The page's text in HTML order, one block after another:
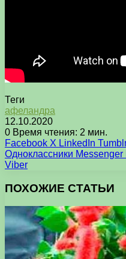
Теги
афеландра
12.10.2020
0 Время чтения: 2 мин.
Facebook X LinkedIn
Одноклассники Messenger
Viber
ПОХОЖИЕ СТАТЬИ